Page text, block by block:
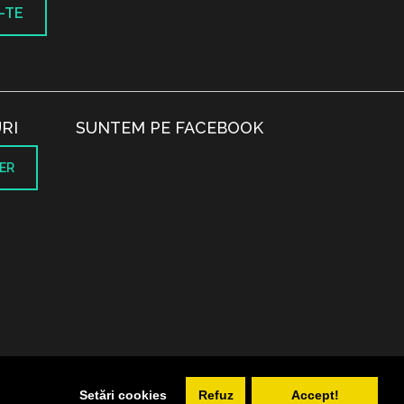
Setări cookies Refuz Accept!
TE
SUNTEM PE FACEBOOK